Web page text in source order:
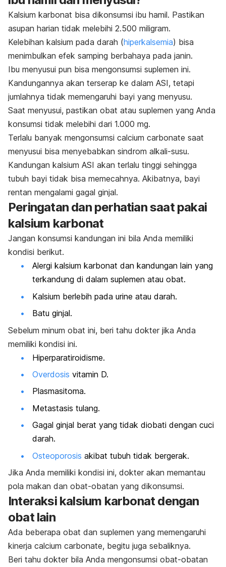
Kalsium karbonat bisa dikonsumsi ibu hamil. Pastikan
asupan harian tidak melebihi 2.500 miligram.
Kelebihan kalsium pada darah (hiperkalsemia) bisa
menimbulkan efek samping berbahaya pada janin.
Ibu menyusui pun bisa mengonsumsi suplemen ini.
Kandungannya akan terserap ke dalam ASI, tetapi
jumlahnya tidak memengaruhi bayi yang menyusu.
Saat menyusui, pastikan obat atau suplemen yang Anda
konsumsi tidak melebihi dari 1.000 mg.
Terlalu banyak mengonsumsi calcium carbonate saat
menyusui bisa menyebabkan sindrom alkali-susu.
Kandungan kalsium ASI akan terlalu tinggi sehingga
tubuh bayi tidak bisa memecahnya. Akibatnya, bayi
rentan mengalami gagal ginjal.
Peringatan dan perhatian saat pakai
kalsium karbonat
Jangan konsumsi kandungan ini bila Anda memiliki
kondisi berikut.
Alergi kalsium karbonat dan kandungan lain yang
terkandung di dalam suplemen atau obat.
Kalsium berlebih pada urine atau darah.
Batu ginjal.
Sebelum minum obat ini, beri tahu dokter jika Anda
memiliki kondisi ini.
Hiperparatiroidisme.
Overdosis vitamin D.
Plasmasitoma.
Metastasis tulang.
Gagal ginjal berat yang tidak diobati dengan cuci
darah.
Osteoporosis akibat tubuh tidak bergerak.
Jika Anda memiliki kondisi ini, dokter akan memantau
pola makan dan obat-obatan yang dikonsumsi.
Interaksi kalsium karbonat dengan
obat lain
Ada beberapa obat dan suplemen yang memengaruhi
kinerja calcium carbonate, begitu juga sebaliknya.
Beri tahu dokter bila Anda mengonsumsi obat-obatan